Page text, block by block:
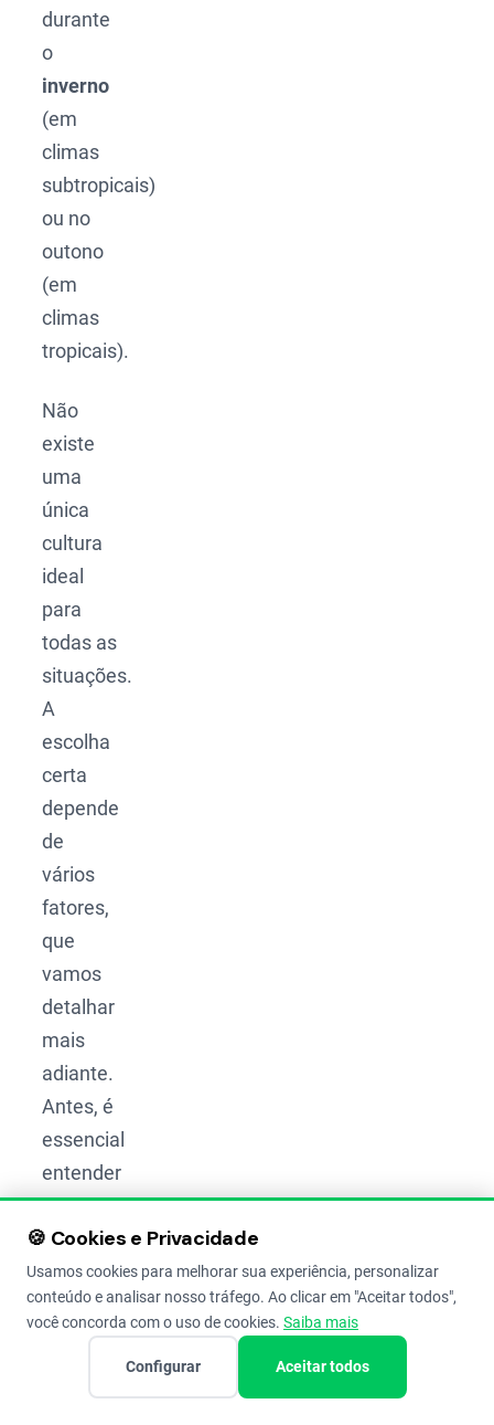
durante
o
inverno
(em
climas
subtropicais)
ou no
outono
(em
climas
tropicais).
Não
existe
uma
única
cultura
ideal
para
todas as
situações.
A
escolha
certa
depende
de
vários
fatores,
que
vamos
detalhar
mais
adiante.
Antes, é
essencial
entender
melhor
como o
soloe a
água
interagem
garantir
🍪 Cookies e Privacidade
Usamos cookies para melhorar sua experiência, personalizar
conteúdo e analisar nosso tráfego. Ao clicar em "Aceitar todos",
você concorda com o uso de cookies. Saiba mais
Configurar Aceitar todos